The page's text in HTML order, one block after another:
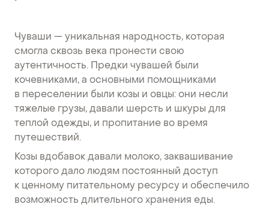
Чуваши — уникальная народность, которая
смогла сквозь века пронести свою
аутентичность. Предки чувашей были
кочевниками, а основными помощниками
в переселении были козы и овцы: они несли
тяжелые грузы, давали шерсть и шкуры для
теплой одежды, и пропитание во время
путешествий.
Козы вдобавок давали молоко, заквашивание
которого дало людям постоянный доступ
к ценному питательному ресурсу и обеспечило
возможность длительного хранения еды.